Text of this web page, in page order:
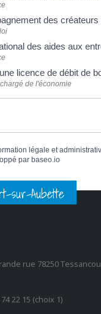
des
des aides aux
licence de débit de
de l'économie
légale et
par baseo.io
sur-Aubette
rue 78250
74 22 15 (choix 1)